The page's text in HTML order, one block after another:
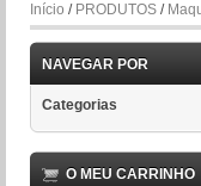
Início / PRODUTOS /
NAVEGAR POR
Categorias
O MEU CARRINHO